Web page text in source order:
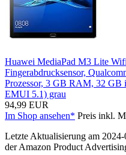
Huawei MediaPad M3 Lite
Fingerabdrucksensor,
Prozessor, 3 GB RAM, 32 GB
EMUI 5.1) grau
94,99 EUR
Im Shop ansehen* Preis inkl.
Letzte Aktualisierung am
der Amazon Product